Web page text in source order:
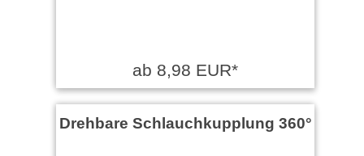
ab 8,98 EUR*
Drehbare Schlauchkupplung 360°